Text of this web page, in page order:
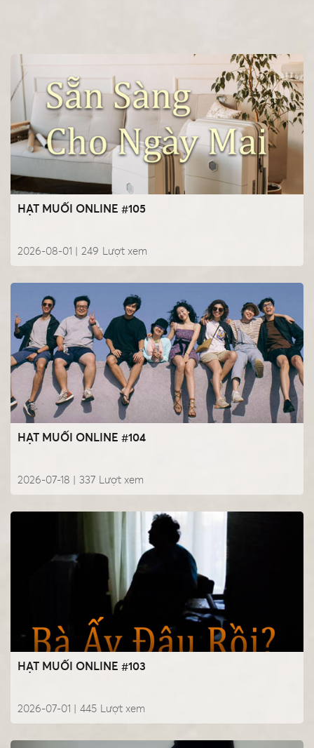
HẠT MUỐI ONLINE #105
2026-08-01 | Lượt xem
249
HẠT MUỐI ONLINE #104
2026-07-18 | Lượt xem
337
HẠT MUỐI ONLINE #103
2026-07-01 | Lượt xem
445